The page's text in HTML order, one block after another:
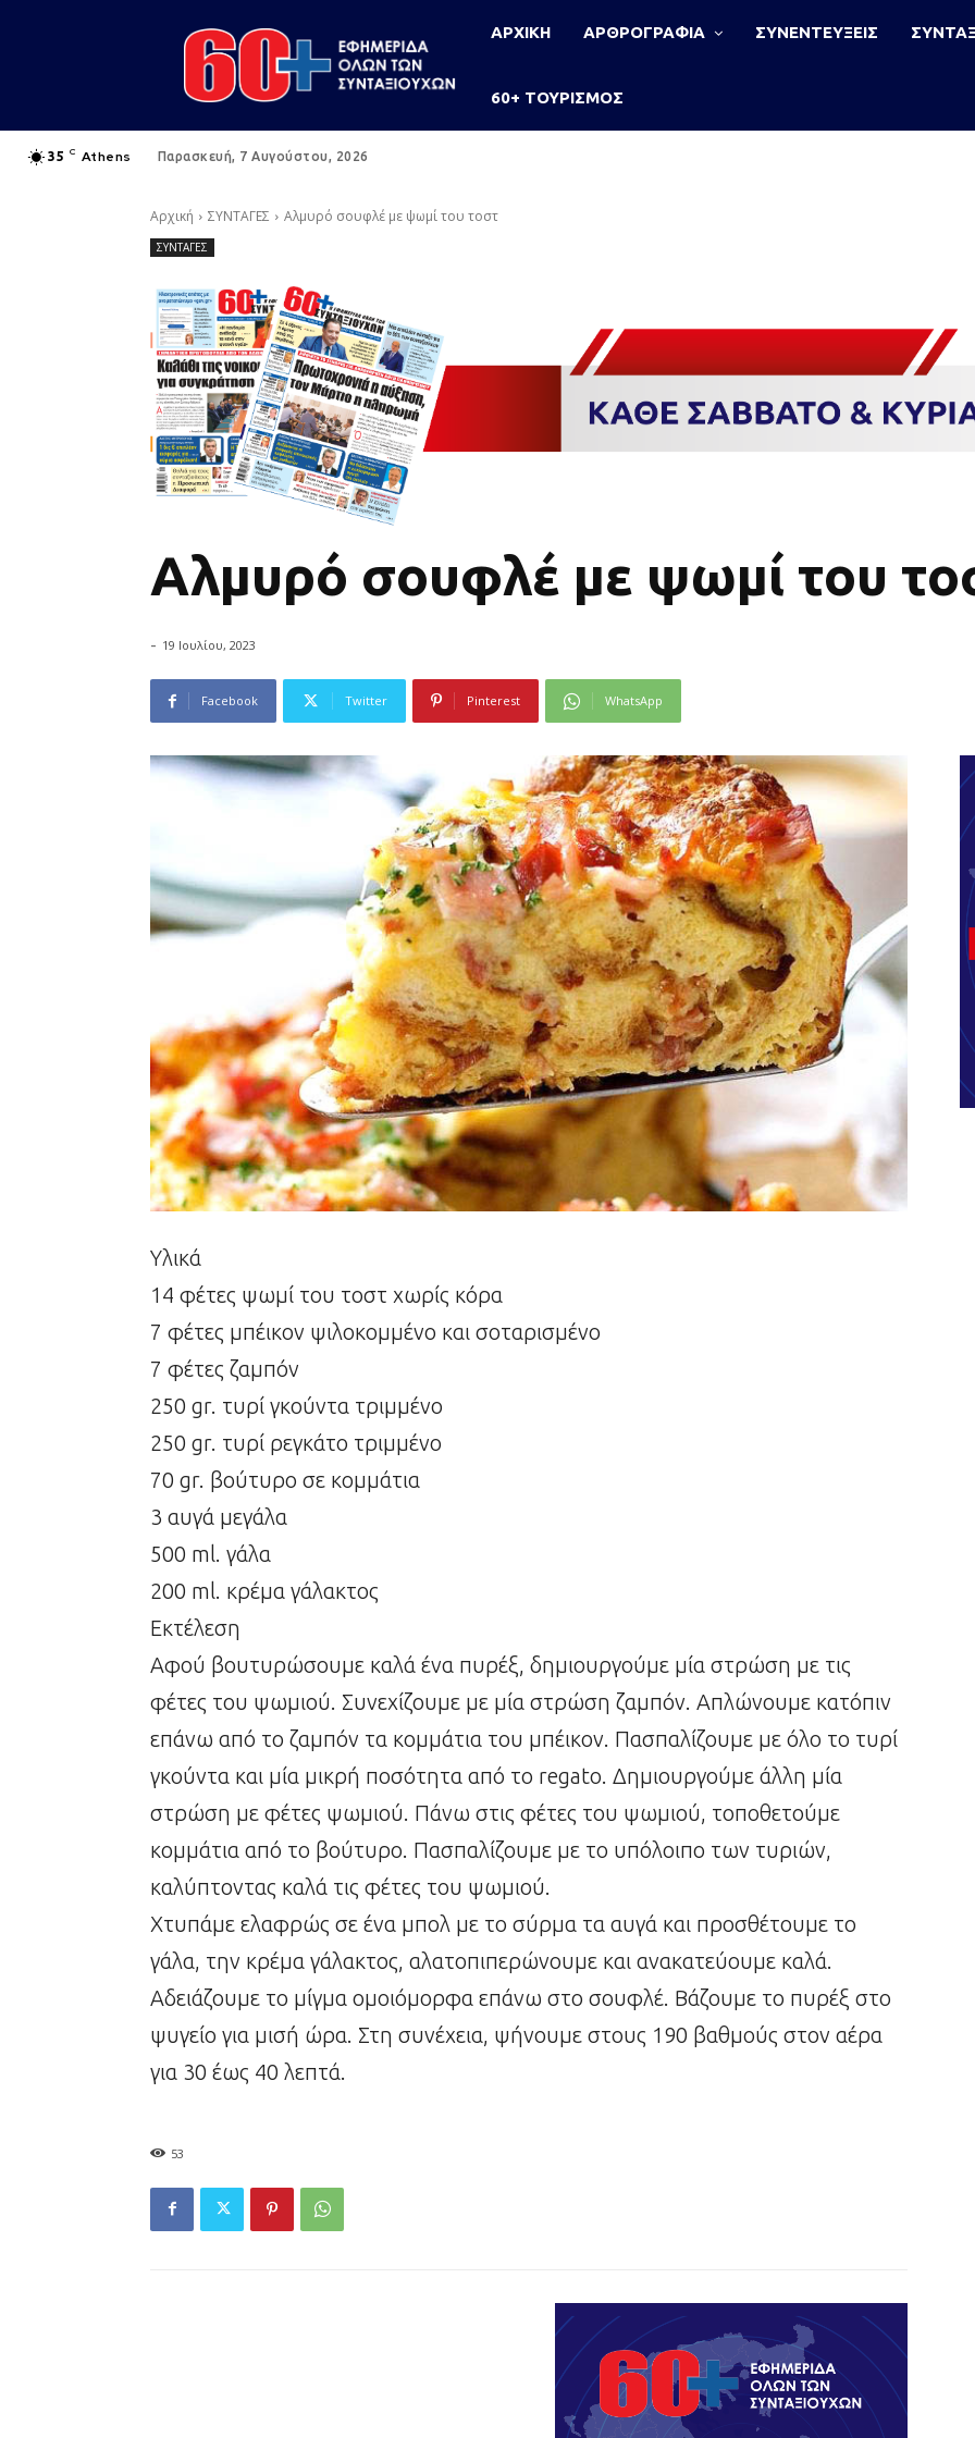
ΑΡΧΙΚΗ ΑΡΘΡΟΓΡΑΦΙΑ ΣΥΝΕΝΤΕΥΞΕΙΣ
60+ ΤΟΥΡΙΣΜΟΣ
35 C Athens Παρασκευή, 7 Αυγούστου, 2026
Αρχική ΣΥΝΤΑΓΕΣ Αλμυρό σουφλέ με ψωμί του τοστ
ΣΥΝΤΑΓΕΣ
Αλμυρό σουφλέ με ψωμί του
- 19 Ιουλίου, 2023
Facebook Twitter Pinterest WhatsApp
Υλικά
14 φέτες ψωμί του τοστ χωρίς κόρα
7 φέτες μπέικον ψιλοκομμένο και σοταρισμένο
7 φέτες ζαμπόν
250 gr. τυρί γκούντα τριμμένο
250 gr. τυρί ρεγκάτο τριμμένο
70 gr. βούτυρο σε κομμάτια
3 αυγά μεγάλα
500 ml. γάλα
200 ml. κρέμα γάλακτος
Εκτέλεση
Αφού βουτυρώσουμε καλά ένα πυρέξ, δημιουργούμε μία στρώση με τις
φέτες του ψωμιού. Συνεχίζουμε με μία στρώση ζαμπόν. Απλώνουμε κατόπιν
επάνω από το ζαμπόν τα κομμάτια του μπέικον. Πασπαλίζουμε με όλο το τυρί
γκούντα και μία μικρή ποσότητα από το regato. Δημιουργούμε άλλη μία
στρώση με φέτες ψωμιού. Πάνω στις φέτες του ψωμιού, τοποθετούμε
κομμάτια από το βούτυρο. Πασπαλίζουμε με το υπόλοιπο των τυριών,
καλύπτοντας καλά τις φέτες του ψωμιού.
Χτυπάμε ελαφρώς σε ένα μπολ με το σύρμα τα αυγά και προσθέτουμε το
γάλα, την κρέμα γάλακτος, αλατοπιπερώνουμε και ανακατεύουμε καλά.
Αδειάζουμε το μίγμα ομοιόμορφα επάνω στο σουφλέ. Βάζουμε το πυρέξ στο
ψυγείο για μισή ώρα. Στη συνέχεια, ψήνουμε στους 190 βαθμούς στον αέρα
για 30 έως 40 λεπτά.
53